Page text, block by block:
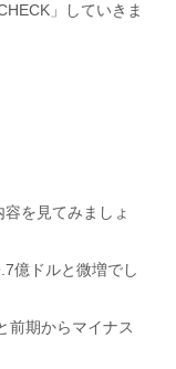
」していきま
を見てみましょ
億ドルと微増でし
前期からマイナス